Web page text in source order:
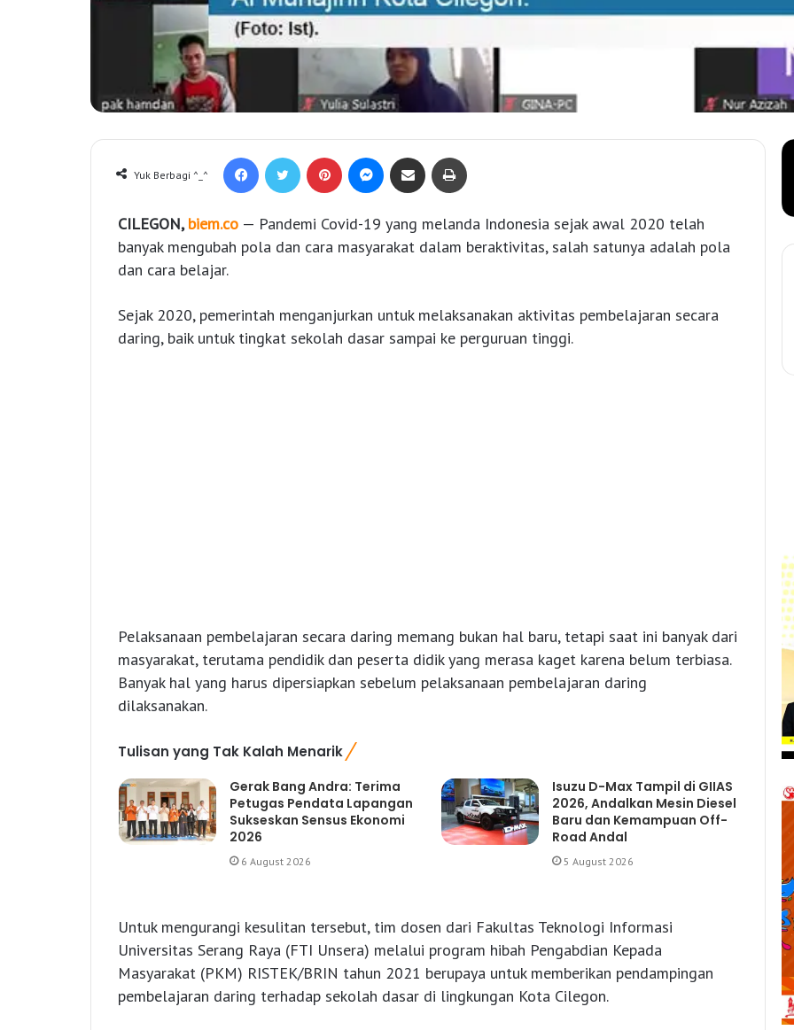
Yuk Berbagi ^_^
CILEGON,biem.co — Pandemi Covid-19 yang melanda Indonesia sejak awal 2020 telah
banyak mengubah pola dan cara masyarakat dalam beraktivitas, salah satunya adalah pola
dan cara belajar.
Sejak 2020, pemerintah menganjurkan untuk melaksanakan aktivitas pembelajaran secara
daring, baik untuk tingkat sekolah dasar sampai ke perguruan tinggi.
Pelaksanaan pembelajaran secara daring memang bukan hal baru, tetapi saat ini banyak dari
masyarakat, terutama pendidik dan peserta didik yang merasa kaget karena belum terbiasa.
Banyak hal yang harus dipersiapkan sebelum pelaksanaan pembelajaran daring
dilaksanakan.
Tulisan yang Tak Kalah Menarik
Gerak Bang Andra: Terima
Petugas Pendata Lapangan
Sukseskan Sensus Ekonomi
2026
6 August 2026
Isuzu D-Max Tampil di GIIAS
2026, Andalkan Mesin Diesel
Baru dan Kemampuan Off-
Road Andal
5 August 2026
Untuk mengurangi kesulitan tersebut, tim dosen dari Fakultas Teknologi Informasi
Universitas Serang Raya (FTI Unsera) melalui program hibah Pengabdian Kepada
Masyarakat (PKM) RISTEK/BRIN tahun 2021 berupaya untuk memberikan pendampingan
pembelajaran daring terhadap sekolah dasar di lingkungan Kota Cilegon.